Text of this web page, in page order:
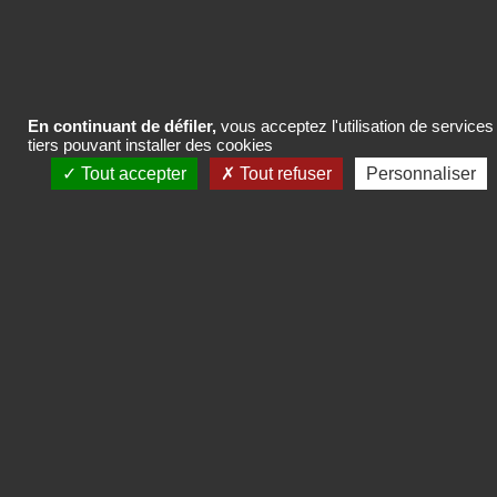
En continuant de défiler, vous acceptez l'utilisation de services
tiers pouvant installer des cookies
Tout accepter
Tout refuser Personnaliser